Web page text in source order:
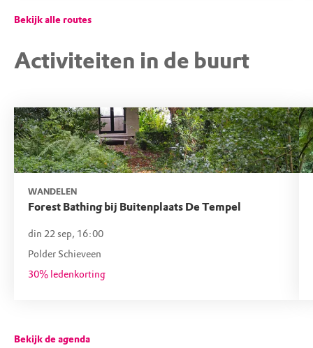
Bekijk alle routes
Activiteiten in de buurt
WANDELEN
Forest Bathing bij Buitenplaats De Tempel
din 22 sep, 16:00
Polder Schieveen
30% ledenkorting
Bekijk de agenda